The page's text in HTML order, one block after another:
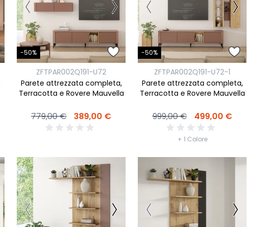
Luna Top
Armadi e camere Like
Letti contenitore Stella
Letto, comò, armadio Atlantic
Letti Plus
Camere moderne notte Miss
Mostra tutti
-50%
ZFTPAR002Q191-U72
Parete attrezzata completa,
Terracotta e Rovere Mauvella
779,00 € 389,00 €
-50%
ZFTPAR002Q191-U72-1
Parete attrezzata completa,
Terracotta e Rovere Mauvella
999,00 € 499,00 €
+ 1 Colore